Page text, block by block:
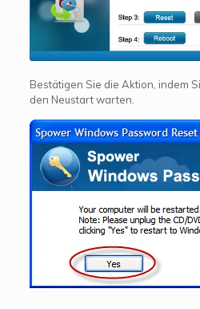
Bestätigen Sie die Aktion, indem
den Neustart warten.